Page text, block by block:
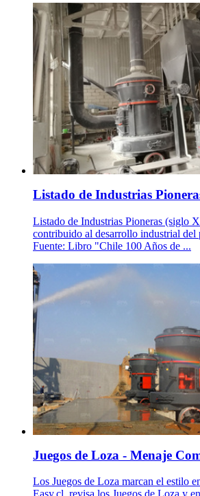
Listado de Industrias
Listado de Industrias Pioneras (siglo
contribuido al desarrollo industrial
Fuente: Libro "Chile 100 Años de ...
Juegos de Loza - Menaje
Los Juegos de Loza marcan el estilo